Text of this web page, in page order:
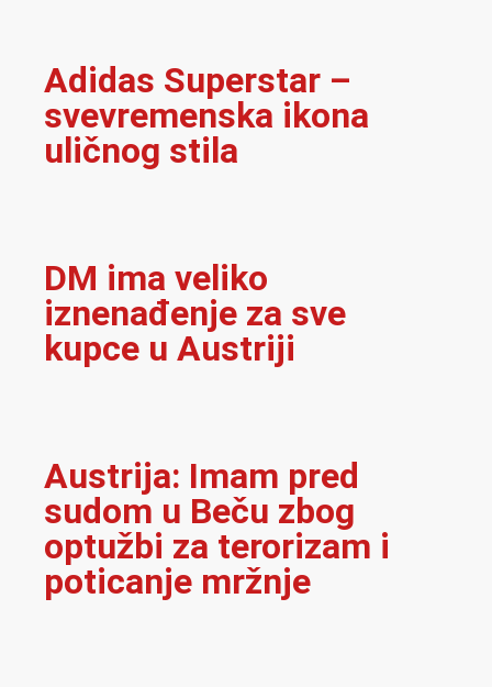
Adidas Superstar –
svevremenska ikona
uličnog stila
DM ima veliko
iznenađenje za sve
kupce u Austriji
Austrija: Imam pred
sudom u Beču zbog
optužbi za terorizam i
poticanje mržnje